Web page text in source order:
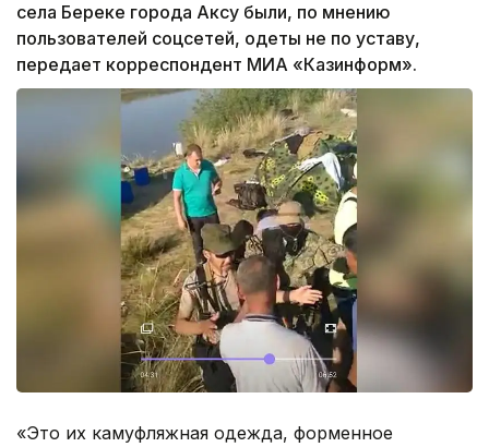
села Береке города Аксу были, по мнению
пользователей соцсетей, одеты не по уставу,
передает корреспондент МИА «Казинформ».
«Это их камуфляжная одежда, форменное